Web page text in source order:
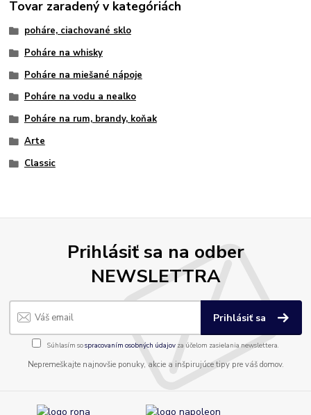
Tovar zaradený v kategóriách
poháre, ciachované sklo
Poháre na whisky
Poháre na miešané nápoje
Poháre na vodu a nealko
Poháre na rum, brandy, koňak
Arte
Classic
Prihlásiť sa na odber
NEWSLETTRA
Prihlásiť sa
Súhlasím sospracovaním osobných údajov za účelom zasielania newslettera.
Nepremeškajte najnovšie ponuky, akcie a inšpirujúce tipy pre váš domov.